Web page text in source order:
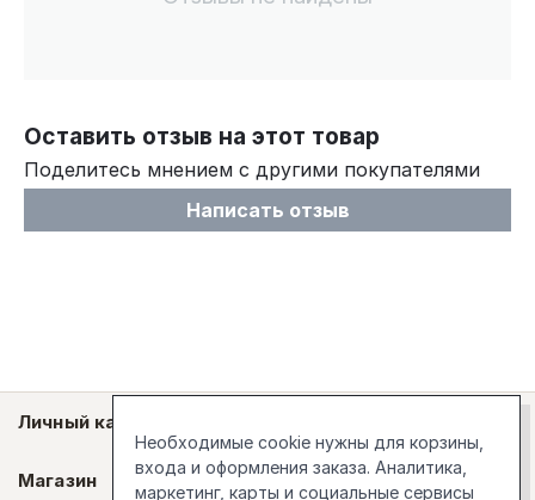
Оставить отзыв на этот товар
Поделитесь мнением с другими покупателями
Написать отзыв
Личный кабинет
Магазин
Необходимые cookie нужны для корзины,
входа и оформления заказа. Аналитика,
маркетинг, карты и социальные сервисы